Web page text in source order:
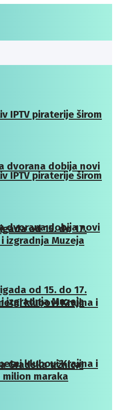
IPTV piraterije širom
dvorana dobija novi
od 15. do 17.
izgradnja Muzeja
klubovi Krajina i
Gradska tržnica!
maraka
IPTV piraterije širom
dvorana dobija novi
od 15. do 17.
izgradnja Muzeja
klubovi Krajina i